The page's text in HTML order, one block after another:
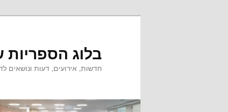
בלוג
חדשות, אירועים, דעות ונושאים